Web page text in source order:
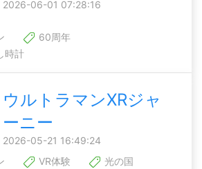
2026-06-01 07:28:16
60周年
時計
ウルトラマンXRジャ
ーニー
2026-05-21 16:49:24
VR体験 光の国